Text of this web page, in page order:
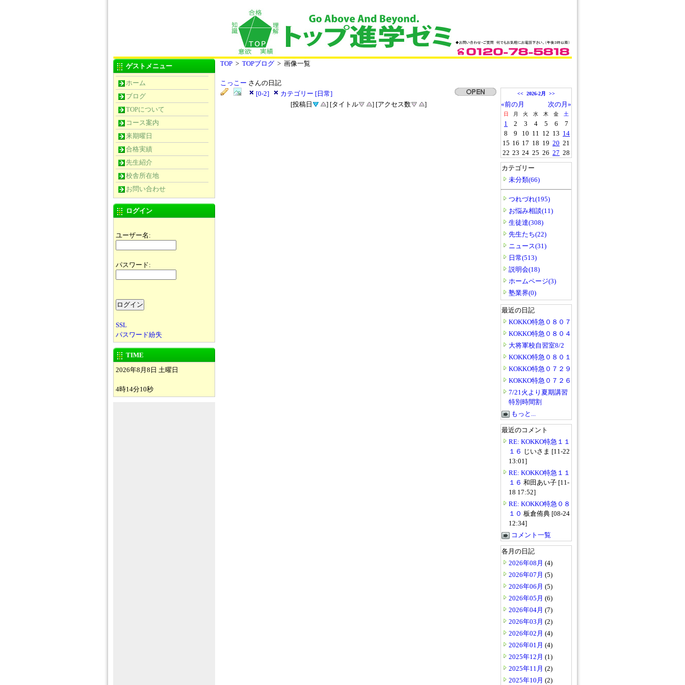
ゲストメニュー
ホーム
ブログ
TOPについて
コース案内
来期曜日
合格実績
先生紹介
校舎所在地
お問い合わせ
ログイン
ユーザー名:
パスワード:
SSL
パスワード紛失
TIME
2026年8月8日 土曜日
4時14分10秒
TOP > TOPブログ > 画像一覧
こっこー さんの日記
[0-2]
カテゴリー [日常]
[投稿日
] [タイトル ] [アクセス数 ]
<< 2026-2月 >>
«前の月 次の月»
日 月 火 水 木 金 土
1 2 3 4 5 6
7
8
9 10 11 12 13 14
15 16 17 18 19 20 21
22 23 24 25 26 27 28
カテゴリー
未分類(66)
つれづれ(195)
お悩み相談(11)
生徒達(308)
先生たち(22)
ニュース(31)
日常(513)
説明会(18)
ホームページ(3)
塾業界(0)
最近の日記
KOKKO特急０８０７
KOKKO特急０８０４
大将軍校自習室8/2
KOKKO特急０８０１
KOKKO特急０７２９
KOKKO特急０７２６
7/21火より夏期講習
特別時間割
もっと...
最近のコメント
RE: KOKKO特急１１
１６ じいさま [11-22
13:01]
RE: KOKKO特急１１
１６ 和田あい子 [11-
18 17:52]
RE: KOKKO特急０８
１０ 板倉侑典 [08-24
12:34]
コメント一覧
各月の日記
2026年08月 (4)
2026年07月 (5)
2026年06月 (5)
2026年05月 (6)
2026年04月 (7)
2026年03月 (2)
2026年02月 (4)
2026年01月 (4)
2025年12月 (1)
2025年11月 (2)
2025年10月 (2)